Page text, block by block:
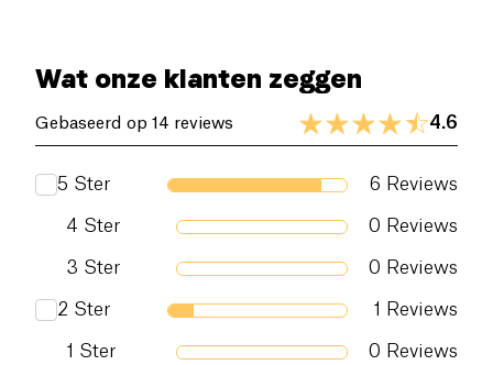
Wat onze klanten zeggen
Gebaseerd op 14 reviews 4.6
5 Ster 6 Reviews
4 Ster 0 Reviews
3 Ster 0 Reviews
2 Ster 1 Reviews
1 Ster 0 Reviews